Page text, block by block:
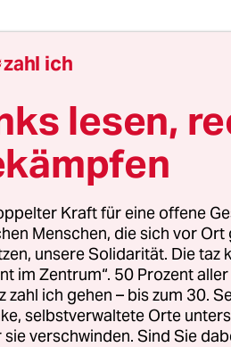
Giffey und Andreas
Kameras. Thema ist
und bezahlbares
an der neben
dem
unter anderem
Gewerkschaften
zahl ich
lesen,
Kraft für eine offene
Menschen, die sich vor
unsere Solidarität. Die taz
im Zentrum“. 50 Prozent
zahl ich gehen – bis zum 30.
selbstverwaltete Orte
sie verschwinden. Sind Sie